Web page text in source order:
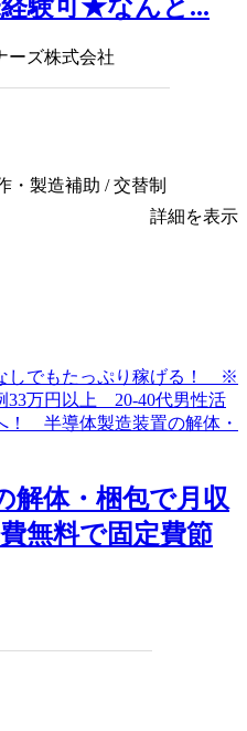
験可★なんと...
ーズ株式会社
・製造補助 / 交替制
詳細を表示
解体・梱包で月収
無料で固定費節